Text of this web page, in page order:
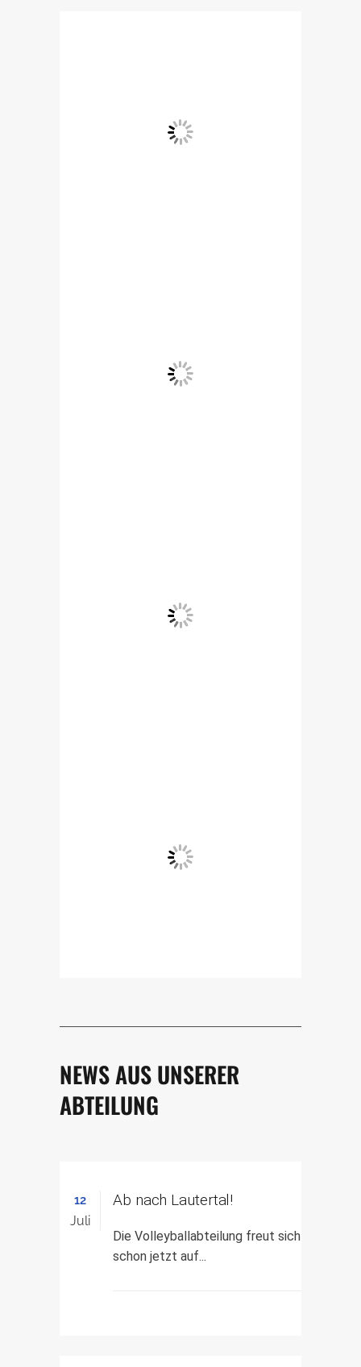
NEWS AUS UNSERER
ABTEILUNG
12
Juli
Ab nach Lautertal!
Die Volleyballabteilung freut sich
schon jetzt auf...